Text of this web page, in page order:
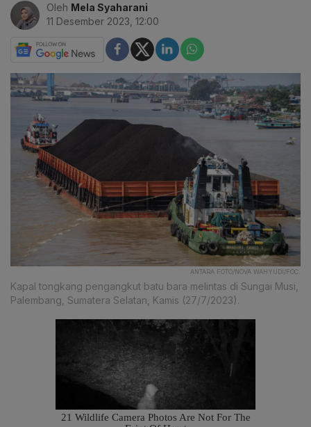
Oleh Mela Syaharani
11 Desember 2023, 12:00
ANTARA FOTO/NOVA WAHYUDI/FOC.
Kapal tongkang pengangkut batu bara melintas di Sungai Musi,
Palembang, Sumatera Selatan, Kamis (27/7/2023).